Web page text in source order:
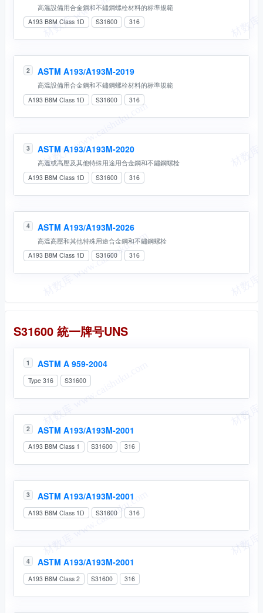
高溫設備用合金鋼和不鏽鋼螺栓材料的标準規範
A193 B8M Class 1D S31600 316
2 ASTM A193/A193M-2019
高溫設備用合金鋼和不鏽鋼螺栓材料的标準規範
A193 B8M Class 1D S31600 316
3 ASTM A193/A193M-2020
高溫或高壓及其他特殊用途用合金鋼和不鏽鋼螺栓
A193 B8M Class 1D S31600 316
4 ASTM A193/A193M-2026
高溫高壓和其他特殊用途合金鋼和不鏽鋼螺栓
A193 B8M Class 1D S31600 316
統一牌号
S31600 統一牌号UNS
1 ASTM A 959-2004
Type 316 S31600
2 ASTM A193/A193M-2001
A193 B8M Class 1 S31600 316
3 ASTM A193/A193M-2001
A193 B8M Class 1D S31600 316
4 ASTM A193/A193M-2001
A193 B8M Class 2 S31600 316